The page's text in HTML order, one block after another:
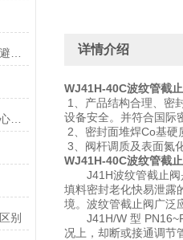
常开高压电磁阀：工业自动化的核心元件
别
详情介绍
WJ41H-40C波纹管截
1、产品结构合理、密
设备安全。并符合国际
2、密封面堆焊Co基
3、阀杆调质及表面氮
WJ41H-40C波纹管截
J41H波纹管截止阀是
填料密封老化快易泄露
境。波纹管截止阀广泛
J41H/W 型
况上，却断或接通调节